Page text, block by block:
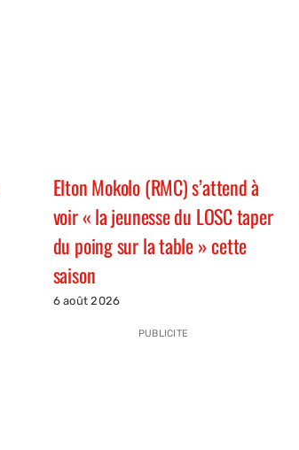
Elton Mokolo (RMC) s’attend à
voir « la jeunesse du LOSC taper
du poing sur la table » cette
saison
6 août 2026
PUBLICITE